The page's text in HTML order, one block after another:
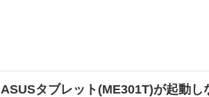
ASUSタブレット(ME301T)が起動し